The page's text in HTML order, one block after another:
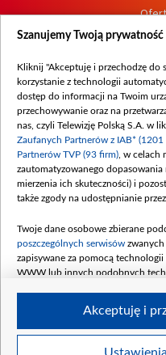
Procedura
Szanujemy Twoją prywatność
Kliknij "Akceptuję i przechodzę do
korzystanie z technologii
dostęp do informacji na Twoim
przechowywanie oraz na
nas, czyli Telewizję Polską S.A. w
Zaufanych Partnerów z IAB* (1201
Partnerów TVP (93 firm) , w
zautomatyzowanego
mierzenia ich skuteczności) i
także zgody na udostępnianie
Twoje dane osobowe zbierane
poszczególnych serwisów zwanych
zapisywane za pomocą
WWW lub innych podobnych
Twoje dane osobowe zbierane
Akceptuję i